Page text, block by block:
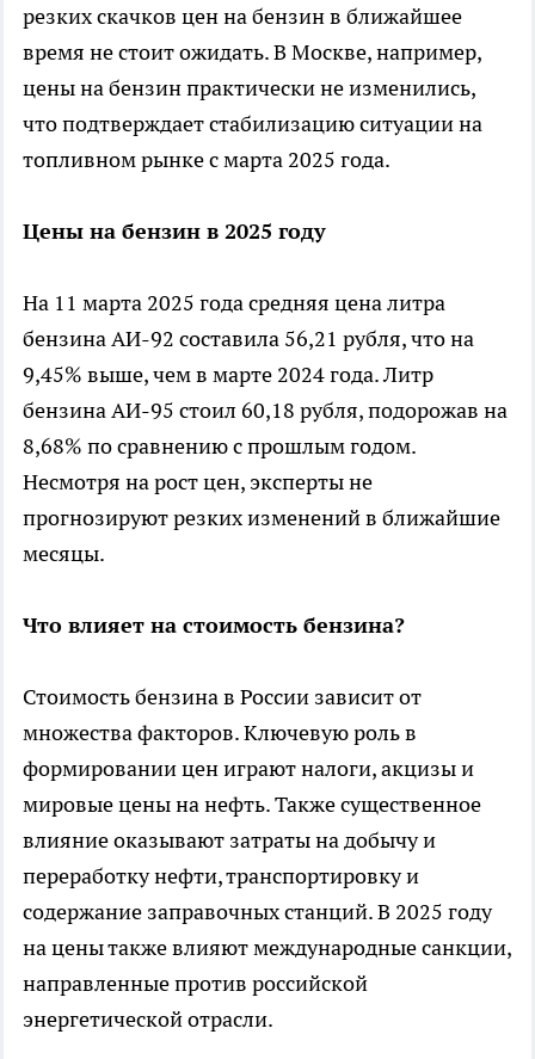
резких скачков цен на бензин в ближайшее
время не стоит ожидать. В Москве, например,
цены на бензин практически не изменились,
что подтверждает стабилизацию ситуации на
топливном рынке с марта 2025 года.
Цены на бензин в 2025 году
На 11 марта 2025 года средняя цена литра
бензина АИ-92 составила 56,21 рубля, что на
9,45% выше, чем в марте 2024 года. Литр
бензина АИ-95 стоил 60,18 рубля, подорожав на
8,68% по сравнению с прошлым годом.
Несмотря на рост цен, эксперты не
прогнозируют резких изменений в ближайшие
месяцы.
Что влияет на стоимость бензина?
Стоимость бензина в России зависит от
множества факторов. Ключевую роль в
формировании цен играют налоги, акцизы и
мировые цены на нефть. Также существенное
влияние оказывают затраты на добычу и
переработку нефти, транспортировку и
содержание заправочных станций. В 2025 году
на цены также влияют международные санкции,
направленные против российской
энергетической отрасли.